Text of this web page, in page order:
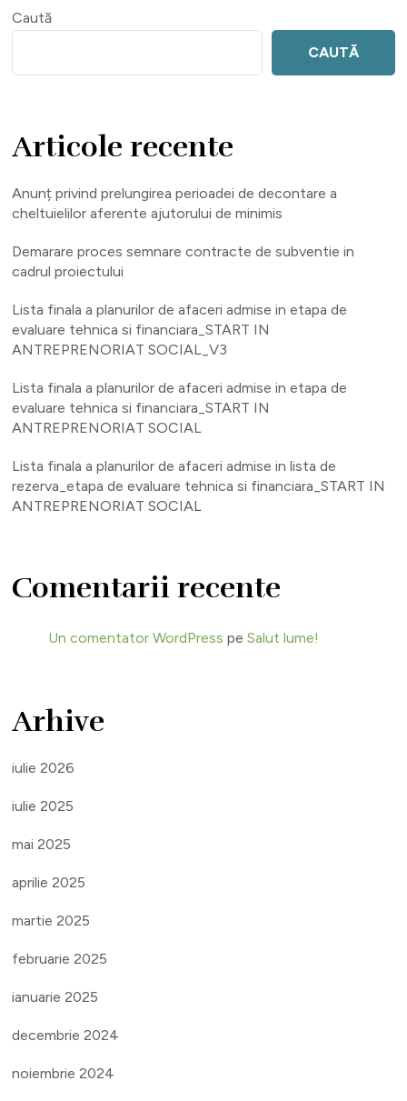
Caută
CAUTĂ
Articole recente
Anunț privind prelungirea perioadei de decontare a
cheltuielilor aferente ajutorului de minimis
Demarare proces semnare contracte de subventie in
cadrul proiectului
Lista finala a planurilor de afaceri admise in etapa de
evaluare tehnica si financiara_START IN
ANTREPRENORIAT SOCIAL_V3
Lista finala a planurilor de afaceri admise in etapa de
evaluare tehnica si financiara_START IN
ANTREPRENORIAT SOCIAL
Lista finala a planurilor de afaceri admise in lista de
rezerva_etapa de evaluare tehnica si financiara_START IN
ANTREPRENORIAT SOCIAL
Comentarii recente
Un comentator WordPress peSalut lume!
Arhive
iulie 2026
iulie 2025
mai 2025
aprilie 2025
martie 2025
februarie 2025
ianuarie 2025
decembrie 2024
noiembrie 2024